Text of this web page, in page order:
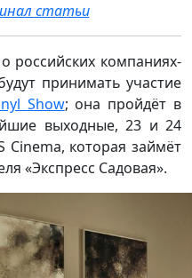
статьи
российских компаниях-
принимать участие
Show; она пройдёт в
выходные, 23 и 24
Cinema, которая займёт
«Экспресс Садовая».